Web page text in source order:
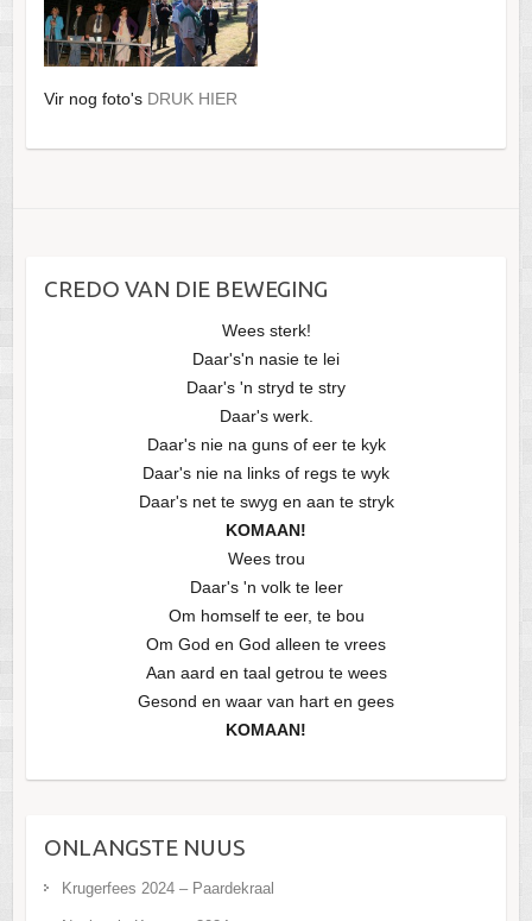
Vir nog foto's DRUK HIER
CREDO VAN DIE BEWEGING
Wees sterk!
Daar's'n nasie te lei
Daar's 'n stryd te stry
Daar's werk.
Daar's nie na guns of eer te kyk
Daar's nie na links of regs te wyk
Daar's net te swyg en aan te stryk
KOMAAN!
Wees trou
Daar's 'n volk te leer
Om homself te eer, te bou
Om God en God alleen te vrees
Aan aard en taal getrou te wees
Gesond en waar van hart en gees
KOMAAN!
ONLANGSTE NUUS
Krugerfees 2024 – Paardekraal